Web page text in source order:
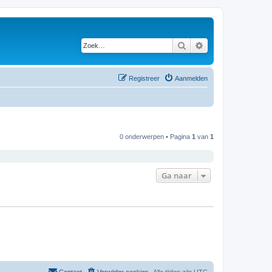
Zoek
Aanmelden
Registreer
0 onderwerpen • Pagina 1 van 1
Ga naar